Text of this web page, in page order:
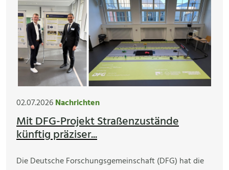
02.07.2026Nachrichten
Mit DFG-Projekt Straßenzustände
künftig präziser...
Die Deutsche Forschungsgemeinschaft (DFG) hat die